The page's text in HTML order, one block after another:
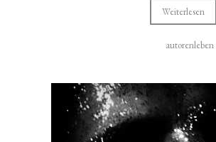
Weiterlesen
autorenleben